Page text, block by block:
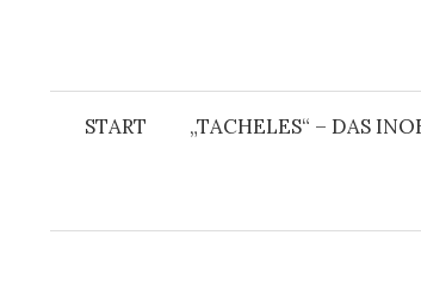
START „TACHELES“ – DAS